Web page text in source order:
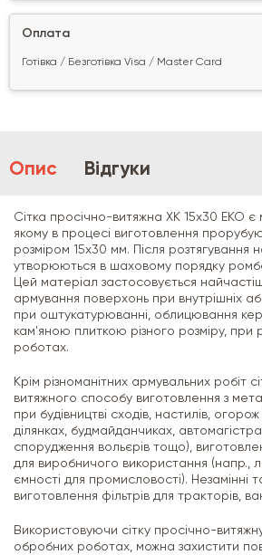
Оплата
Готівка / Безготівка Visa / Master Card
Опис Відгуки
Сітка просічно-витяжна ХК 15х30 ЕКО
якому в процесі виготовлення
розміром 15х30 мм. Після розтягування
утворюються в шаховому порядку
Цей матеріал застосовується
армування поверхонь при внутрішніх
при оштукатурюванні, облицювання
кам'яною плиткою різного розміру, при
роботах.
Крім різноманітних армувальних робіт
витяжного способу виготовлення з
при будівництві сходів, настилів,
ділянках, будмайданчиках,
спорудження вольєрів тощо),
для виробничого використання (напр.,
ємності для промисловості). Незамінні
виготовлення фільтрів для тракторів,
Використовуючи сітку просічно-
обробних роботах, можна захистити